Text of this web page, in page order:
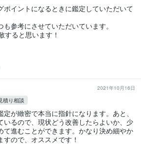
ポイントになるときに鑑定していただいて
参考にさせていただいています。
すると思います！
2021年10月16日
積り相談
が緻密で本当に指針になります。あと、
いるので、現状どう改善したらよいか、少
て進むことができます。かなり決め細やか
ので、オススメです！